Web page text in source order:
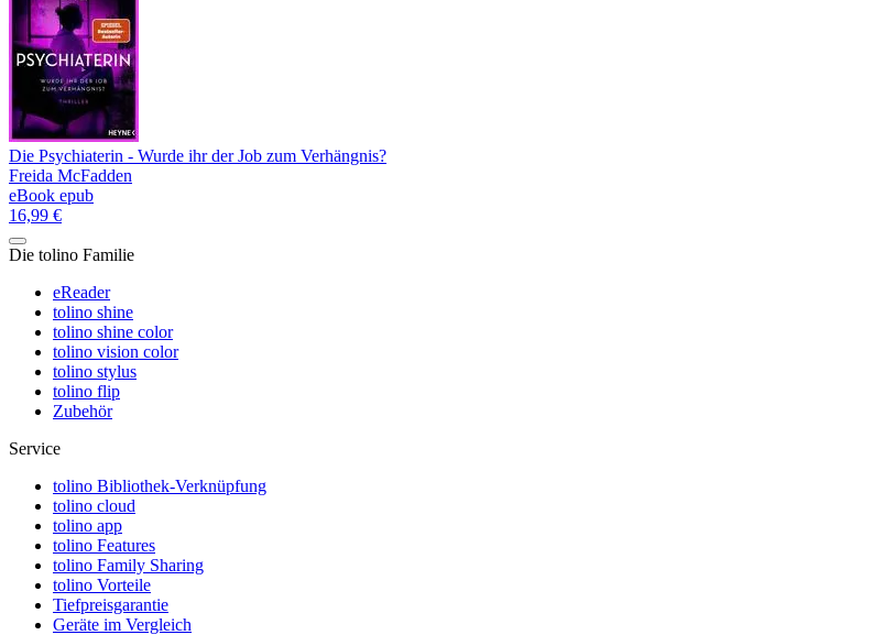
Die Psychiaterin - Wurde ihr der Job zum Verhängnis?
Freida McFadden
eBook epub
16,99 €
Die tolino Familie
eReader
tolino shine
tolino shine color
tolino vision color
tolino stylus
tolino flip
Zubehör
Service
tolino Bibliothek-Verknüpfung
tolino cloud
tolino app
tolino Features
tolino Family Sharing
tolino Vorteile
Tiefpreisgarantie
Geräte im Vergleich